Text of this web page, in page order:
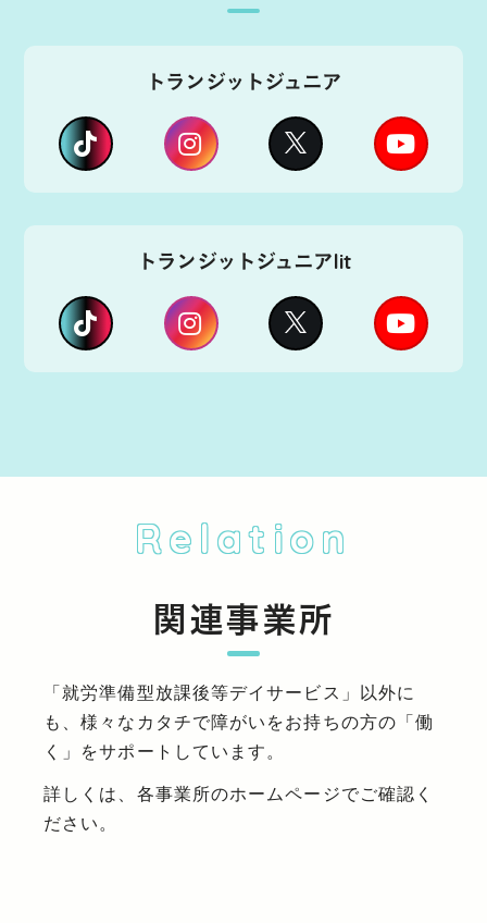
トランジットジュニア
トランジットジュニアlit
Relation
関連事業所
「就労準備型放課後等デイサービス」以外に
も、様々なカタチで障がいをお持ちの方の「働
く」をサポートしています。
詳しくは、各事業所のホームページでご確認く
ださい。